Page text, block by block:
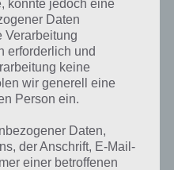
zur Lösung
könnte jedoch eine
Daten
Verarbeitung
erforderlich und
keine
wir generell eine
Person ein.
Daten,
der Anschrift, E-Mail-
einer betroffenen